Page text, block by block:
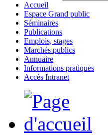
Accueil
Espace Grand public
Séminaires
Publications
Emplois, stages
Marchés publics
Annuaire
Informations pratiques
Accès Intranet